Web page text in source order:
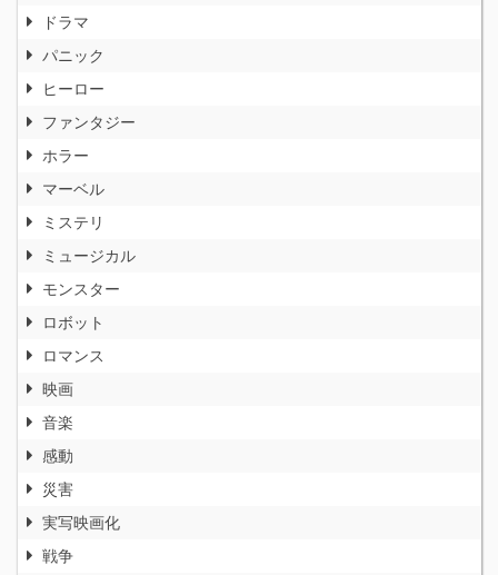
ドラマ
パニック
ヒーロー
ファンタジー
ホラー
マーベル
ミステリ
ミュージカル
モンスター
ロボット
ロマンス
映画
音楽
感動
災害
実写映画化
戦争